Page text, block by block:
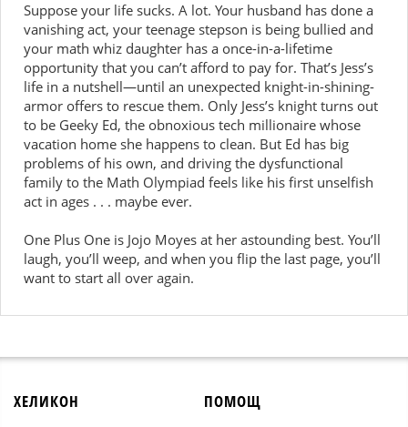
Suppose your life sucks. A lot. Your husband has done a
vanishing act, your teenage stepson is being bullied and
your math whiz daughter has a once-in-a-lifetime
opportunity that you can’t afford to pay for. That’s Jess’s
life in a nutshell—until an unexpected knight-in-shining-
armor offers to rescue them. Only Jess’s knight turns out
to be Geeky Ed, the obnoxious tech millionaire whose
vacation home she happens to clean. But Ed has big
problems of his own, and driving the dysfunctional
family to the Math Olympiad feels like his first unselfish
act in ages . . . maybe ever.
One Plus One is Jojo Moyes at her astounding best. You’ll
laugh, you’ll weep, and when you flip the last page, you’ll
want to start all over again.
ХЕЛИКОН ПОМОЩ